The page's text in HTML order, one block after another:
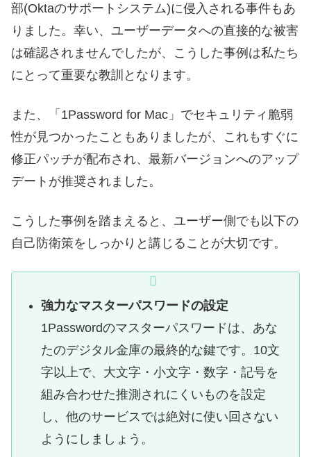
部(Oktaのサポートシステム)に侵入される事件もあ
りました。幸い、ユーザーデータへの直接的な被害
は確認されませんでしたが、こうした事例は私たち
にとって重要な教訓となります。
また、「1Password for Mac」でセキュリティ脆弱
性が見つかったこともありましたが、これもすぐに
修正パッチが配布され、最新バージョンへのアップ
デートが推奨されました。
こうした事例を踏まえると、ユーザー側でも以下の
自己防衛策をしっかりと講じることが大切です。
強力なマスターパスワードの設定
1Passwordのマスターパスワードは、あな
たのデジタル金庫の最終的な鍵です。10文
字以上で、大文字・小文字・数字・記号を
組み合わせた推測されにくいものを設定
し、他のサービスでは絶対に使い回さない
ようにしましょう。